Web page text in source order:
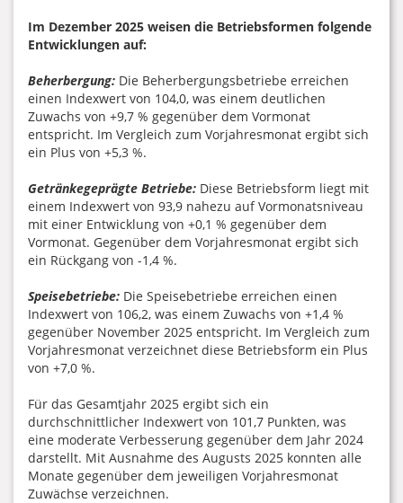
Im Dezember 2025 weisen die Betriebsformen folgende
Entwicklungen auf:
Beherbergung: Die Beherbergungsbetriebe erreichen
einen Indexwert von 104,0, was einem deutlichen
Zuwachs von +9,7 % gegenüber dem Vormonat
entspricht. Im Vergleich zum Vorjahresmonat ergibt sich
ein Plus von +5,3 %.
Getränkegeprägte Betriebe: Diese Betriebsform liegt mit
einem Indexwert von 93,9 nahezu auf Vormonatsniveau
mit einer Entwicklung von +0,1 % gegenüber dem
Vormonat. Gegenüber dem Vorjahresmonat ergibt sich
ein Rückgang von -1,4 %.
Speisebetriebe: Die Speisebetriebe erreichen einen
Indexwert von 106,2, was einem Zuwachs von +1,4 %
gegenüber November 2025 entspricht. Im Vergleich zum
Vorjahresmonat verzeichnet diese Betriebsform ein Plus
von +7,0 %.
Für das Gesamtjahr 2025 ergibt sich ein
durchschnittlicher Indexwert von 101,7 Punkten, was
eine moderate Verbesserung gegenüber dem Jahr 2024
darstellt. Mit Ausnahme des Augusts 2025 konnten alle
Monate gegenüber dem jeweiligen Vorjahresmonat
Zuwächse verzeichnen.